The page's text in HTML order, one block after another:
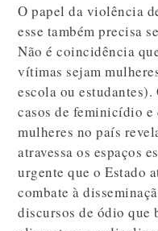
O papel da violência
esse também precisa
Não é coincidência
vítimas sejam
escola ou
casos de feminicídio
mulheres no país
atravessa os espaços
urgente que o Estado
combate à
discursos de ódio que